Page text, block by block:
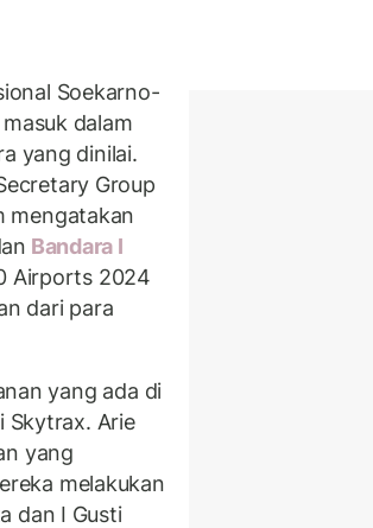
Soekarno-
dalam
yang dinilai.
Group
mengatakan
Bandara I
Airports 2024
dari para
yang ada di
Skytrax. Arie
yang
melakukan
dan I Gusti